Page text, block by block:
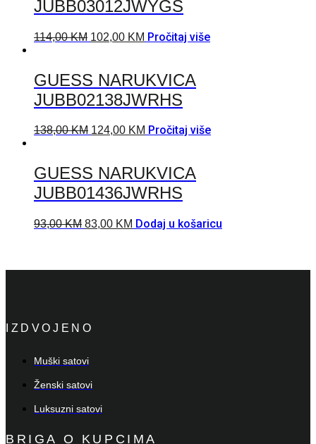
JUBB03012JWYGS
114,00KM 102,00 KM Pročitaj više
GUESS NARUKVICA
JUBB02138JWRHS
138,00KM 124,00 KM Pročitaj više
GUESS NARUKVICA
JUBB01436JWRHS
93,00KM 83,00 KM Dodaj u košaricu
IZDVOJENO
Muški satovi
Ženski satovi
Luksuzni satovi
BRIGA O KUPCIMA